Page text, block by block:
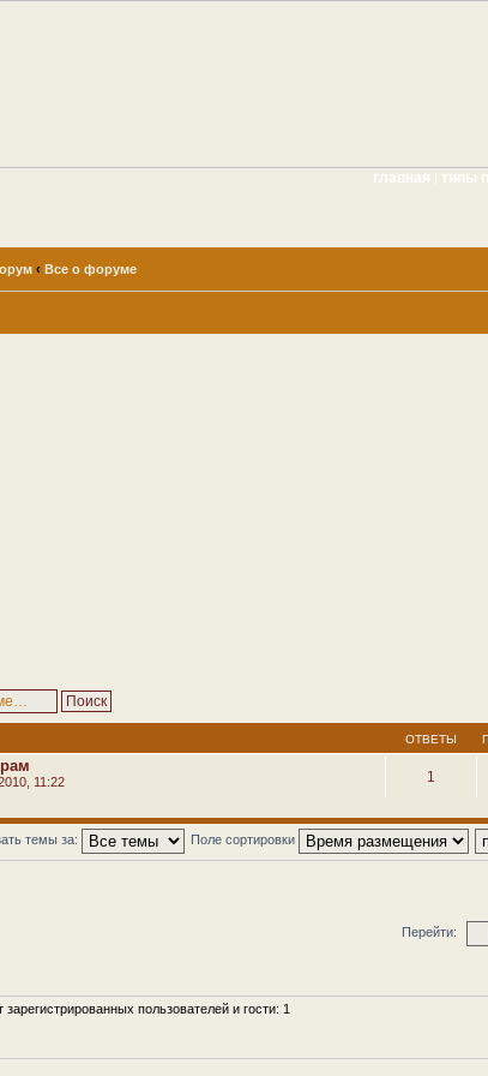
главная типы
‹ Все о форуме
ОТВЕТЫ
11:22 1
темы за: Поле сортировки
Перейти:
пользователей и гости: 1